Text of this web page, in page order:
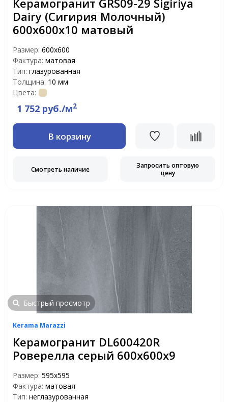
Керамогранит GRS09-29 Sigiriya
Dairy (Сигирия Молочный)
600х600x10 матовый
Размер: 600х600
Фактура: матовая
Тип: глазурованная
Толщина: 10 мм
Цвета:
1 752 руб./м2
В корзину
Смотреть наличие
Запросить оптовую
цену
Быстрый просмотр
Kerama Marazzi
Керамогранит DL600420R
Роверелла серый 600х600х9
Размер: 595x595
Фактура: матовая
Тип: неглазурованная